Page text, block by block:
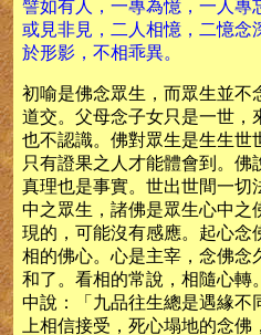
譬如有人，一專為憶，一人專
或見非見，二人相憶，二憶念
於形影，不相乖異。
初喻是佛念眾生，而眾生並不
道交。父母念子女只是一世，
也不認識。佛對眾生是生生世
只有證果之人才能體會到。佛
真理也是事實。世出世間一切
中之眾生，諸佛是眾生心中之
現的，可能沒有感應。起心念
相的佛心。心是主宰，念佛念
和了。看相的常說，相隨心轉
中說：「九品往生總是遇緣不
上相信接受，死心塌地的念